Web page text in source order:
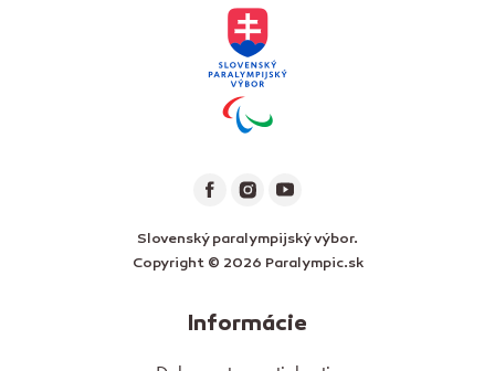
Slovenský paralympijský výbor.
Copyright © 2026 Paralympic.sk
Informácie